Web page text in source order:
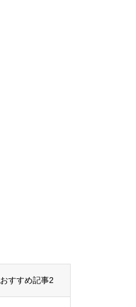
おすすめ記事2